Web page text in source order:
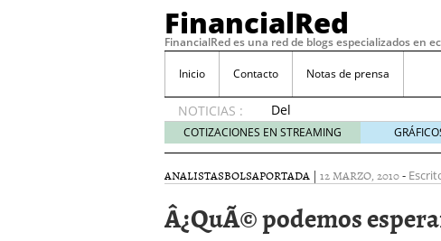
FinancialRed
FinancialRed es una red de blogs especializados en
Inicio Contacto Notas de prensa
NOTICIAS :
Del
depósito
a la
cómo
cambiando
COTIZACIONES EN STREAMING
ANALISTASBOLSAPORTADA | 12 MARZO, 2010-
Â¿QuÃ© podemos